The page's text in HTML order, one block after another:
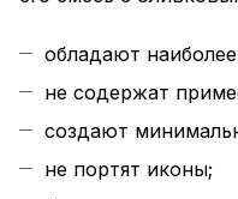
обладают
не содержат
создают
не портят иконы;